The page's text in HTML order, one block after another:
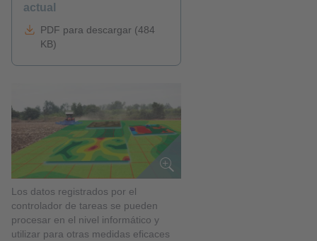
actual
PDF para descargar (484
KB)
Los datos registrados por el
controlador de tareas se pueden
procesar en el nivel informático y
utilizar para otras medidas eficaces